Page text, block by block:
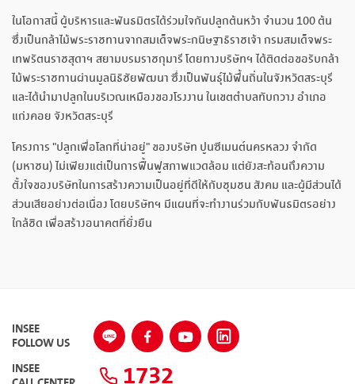
ในโอกาสนี้ ผู้บริหารและพันธมิตรได้ร่วมใจกันปลูกต้นหว้า จำนวน 100 ต้น
ซึ่งเป็นกล้าไม้พระราชทานจากสมเด็จพระกนิษฐาธิราชเจ้า กรมสมเด็จพระ
เทพรัตนราชสุดาฯ สยามบรมราชกุมารี โดยทางบริษัทฯ ได้ติดต่อขอรับกล้า
ไม้พระราชทานผ่านมูลนิธิชัยพัฒนา ซึ่งเป็นพันธุ์ไม้พื้นถิ่นในจังหวัดสระบุรี
และได้นำมาปลูกในบริเวณเหมืองของโรงงาน ในเขตตำบลทับกวาง อำเภอ
แก่งคอย จังหวัดสระบุรี
โครงการ "ปลูกเพื่อโลกที่น่าอยู่" ของบริษัท ปูนซีเมนต์นครหลวง จำกัด
(มหาชน) ไม่เพียงแต่เป็นการฟื้นฟูสภาพแวดล้อม แต่ยังสะท้อนถึงความ
ตั้งใจของบริษัทในการสร้างความเป็นอยู่ที่ดีให้กับชุมชน สังคม และผู้มีส่วนได้
ส่วนเสียอย่างต่อเนื่อง โดยบริษัทฯ มีแผนที่จะทำงานร่วมกับพันธมิตรอย่าง
ใกล้ชิด เพื่อสร้างอนาคตที่ยั่งยืน
INSEE
FOLLOW US
INSEE
1732